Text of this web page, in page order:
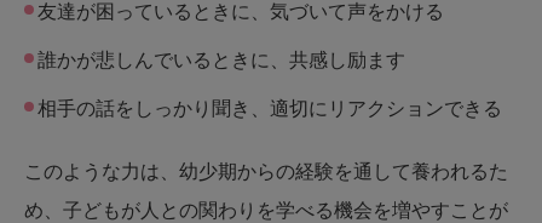
友達が困っているときに、気づいて声をかける
誰かが悲しんでいるときに、共感し励ます
相手の話をしっかり聞き、適切にリアクションできる
このような力は、幼少期からの経験を通して養われるた
め、子どもが人との関わりを学べる機会を増やすことが